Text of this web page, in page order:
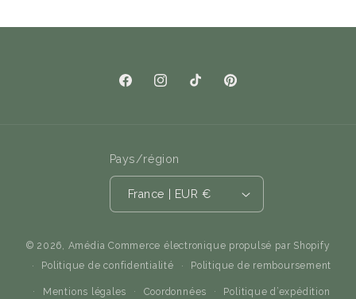
FacebookInstagramTikTokPinterest
Pays/région
France | EUR €
© 2026, Amédia Commerce électronique propulsé par Shopify
Politique de confidentialité
Politique de remboursement
Mentions légales Coordonnées Politique d’expédition